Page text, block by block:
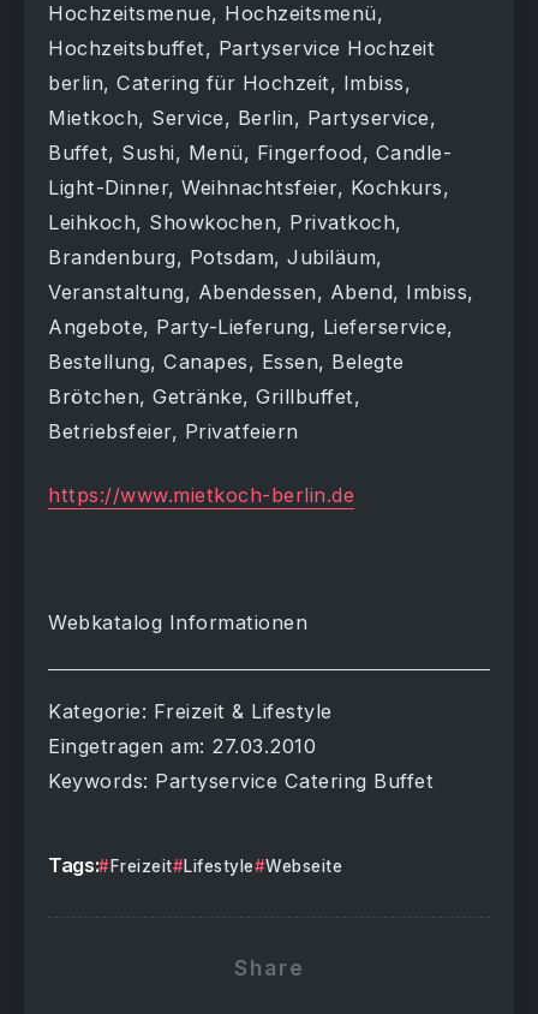
Hochzeitsmenue, Hochzeitsmenü,
Hochzeitsbuffet, Partyservice Hochzeit
berlin, Catering für Hochzeit, Imbiss,
Mietkoch, Service, Berlin, Partyservice,
Buffet, Sushi, Menü, Fingerfood, Candle-
Light-Dinner, Weihnachtsfeier, Kochkurs,
Leihkoch, Showkochen, Privatkoch,
Brandenburg, Potsdam, Jubiläum,
Veranstaltung, Abendessen, Abend, Imbiss,
Angebote, Party-Lieferung, Lieferservice,
Bestellung, Canapes, Essen, Belegte
Brötchen, Getränke, Grillbuffet,
Betriebsfeier, Privatfeiern
https://www.mietkoch-berlin.de
Webkatalog Informationen
Kategorie: Freizeit & Lifestyle
Eingetragen am: 27.03.2010
Keywords: Partyservice Catering Buffet
Tags: Freizeit Lifestyle Webseite
Share